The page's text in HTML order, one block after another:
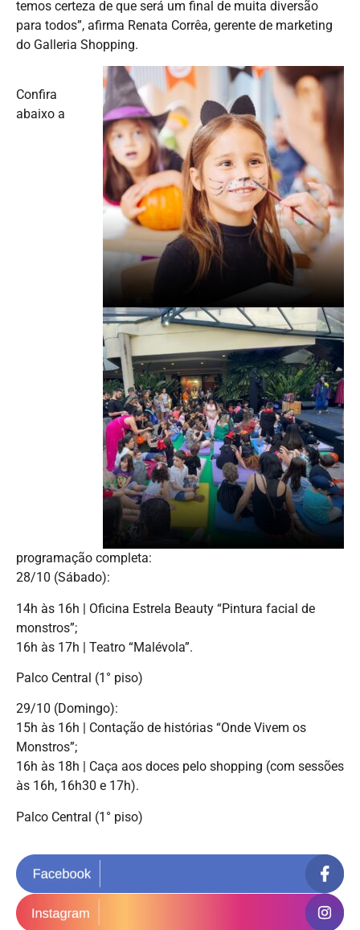
temos certeza de que será um final de muita diversão
para todos”, afirma Renata Corrêa, gerente de marketing
do Galleria Shopping.
Confira
abaixo a
programação completa:
28/10 (Sábado):
14h às 16h | Oficina Estrela Beauty “Pintura facial de
monstros”;
16h às 17h | Teatro “Malévola”.
Palco Central (1° piso)
29/10 (Domingo):
15h às 16h | Contação de histórias “Onde Vivem os
Monstros”;
16h às 18h | Caça aos doces pelo shopping (com sessões
às 16h, 16h30 e 17h).
Palco Central (1° piso)